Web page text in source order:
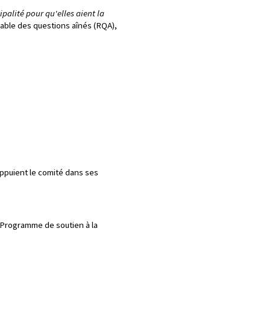
pour qu'elles aient la
des questions aînés (RQA),
le comité dans ses
de soutien à la